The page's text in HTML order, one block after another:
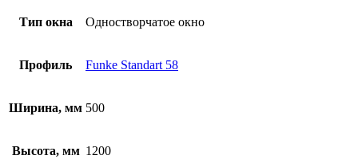
Тип окна Одностворчатое окно
Профиль Funke Standart 58
Ширина, мм 500
Высота, мм 1200